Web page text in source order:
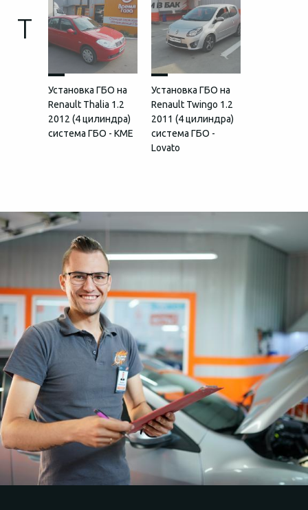
T
Установка ГБО на
Renault Thalia 1.2
2012 (4 цилиндра)
система ГБО - KME
Установка ГБО на
Renault Twingo 1.2
2011 (4 цилиндра)
система ГБО -
Lovato